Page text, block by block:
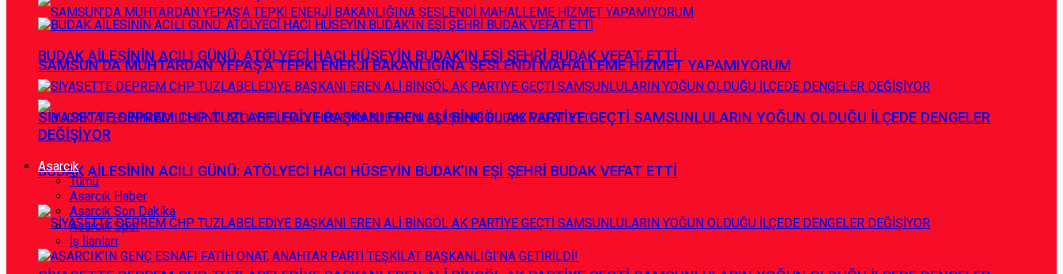
SAMSUN’DA MUHTARDAN YEPAŞ’A TEPKİ ENERJİ BAKANLIĞINA SESLENDİ MAHALLEME HİZMET YAPAMIYORUM
BUDAK AİLESİNİN ACILI GÜNÜ: ATÖLYECİ HACI HÜSEYİN BUDAK’IN EŞİ ŞEHRİ BUDAK VEFAT ETTİ
BUDAK AİLESİNİN ACILI GÜNÜ: ATÖLYECİ HACI HÜSEYİN BUDAK’IN EŞİ ŞEHRİ BUDAK VEFAT ETTİ
SİYASETTE DEPREM CHP TUZLABELEDİYE BAŞKANI EREN ALİ BİNGÖL AK PARTİYE GEÇTİ SAMSUNLULARIN YOĞUN OLDUĞU İLÇEDE DENGELER
DEĞİŞİYOR
Asarcık
Tümü
Asarcık Haber
Asarcık Son Dakika
Asarcık Spor
İş İlanları